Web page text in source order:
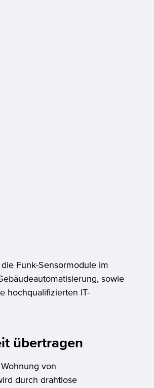
Funk-Sensormodule im
sowie
hochqualifizierten IT-
übertragen
von
durch drahtlose